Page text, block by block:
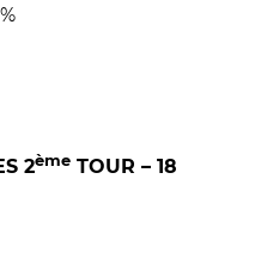
2ème TOUR – 18